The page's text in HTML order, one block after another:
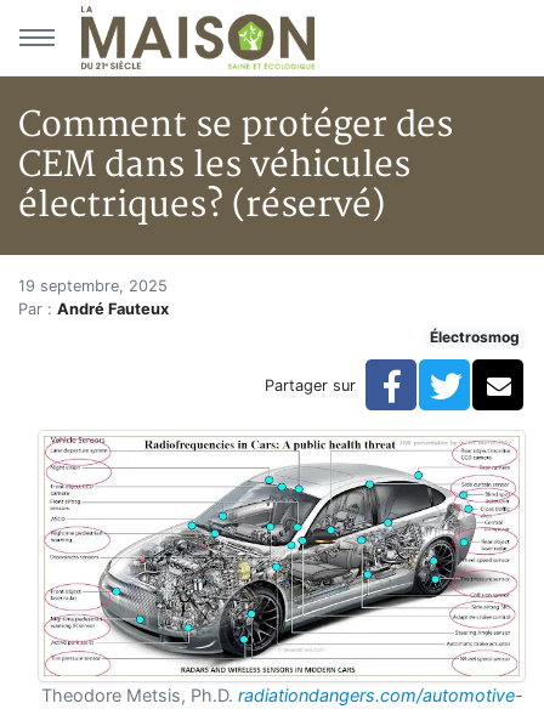
Aller au menu principal
Aller au contenu principal
Comment se protéger des
CEM dans les véhicules
électriques? (réservé)
Accueil
Articles
Comment se protéger des CEM dans les véhicules
Comment se protéger des
19 septembre, 2025
Par : André Fauteux
Électrosmog
Partager sur Facebook
Theodore Metsis, Ph.D. radiationdangers.com/automotive-